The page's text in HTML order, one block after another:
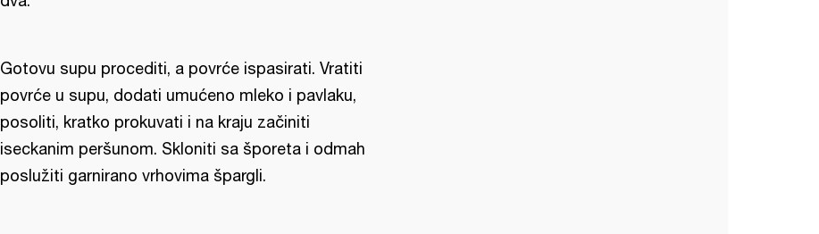
Gotovu supu procediti, a povrće ispasirati. Vratiti
povrće u supu, dodati umućeno mleko i pavlaku,
posoliti, kratko prokuvati i na kraju začiniti
iseckanim peršunom. Skloniti sa šporeta i odmah
poslužiti garnirano vrhovima špargli.